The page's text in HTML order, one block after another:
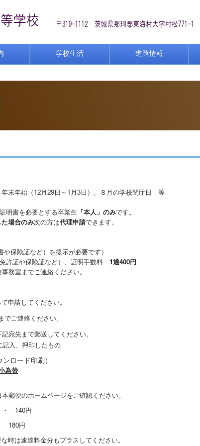
学校生活 進路情報
始（12月29日～1月3日）、８月の学校閉庁日 等
明書を必要とする卒業生 「本人」のみです。
場合のみ次の方は代理申請できます。
や保険証など）を提示が必要です）
免許証や保険証など）、証明手数料 1通400円
務室までご連絡ください。
申請してください。
でご連絡ください。
宛先まで郵送してください。
入、押印したもの
ロード印刷）
為替
便のホームページをご確認ください。
140円
円
金分もプラスしてください。